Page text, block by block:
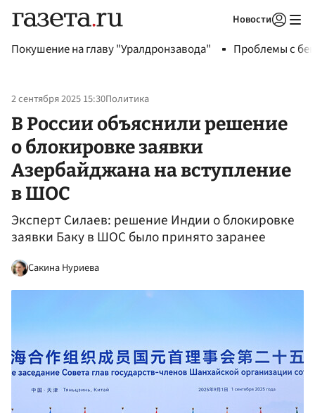
Новости
Покушение на главу "Уралдронзавода" Проблемы с
2 сентября 2025 15:30Политика
В России объяснили решение
о блокировке заявки
Азербайджана на вступление
в ШОС
Эксперт Силаев: решение Индии о блокировке
заявки Баку в ШОС было принято заранее
Сакина Нуриева